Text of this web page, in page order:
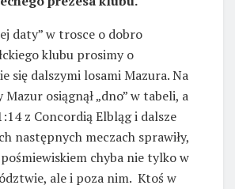
daty” w trosce o dobro
klubu prosimy o
się dalszymi losami Mazura. Na
Mazur osiągnął „dno” w tabeli, a
z Concordią Elbląg i dalsze
następnych meczach sprawiły,
chyba nie tylko w
ale i poza nim. Ktoś w